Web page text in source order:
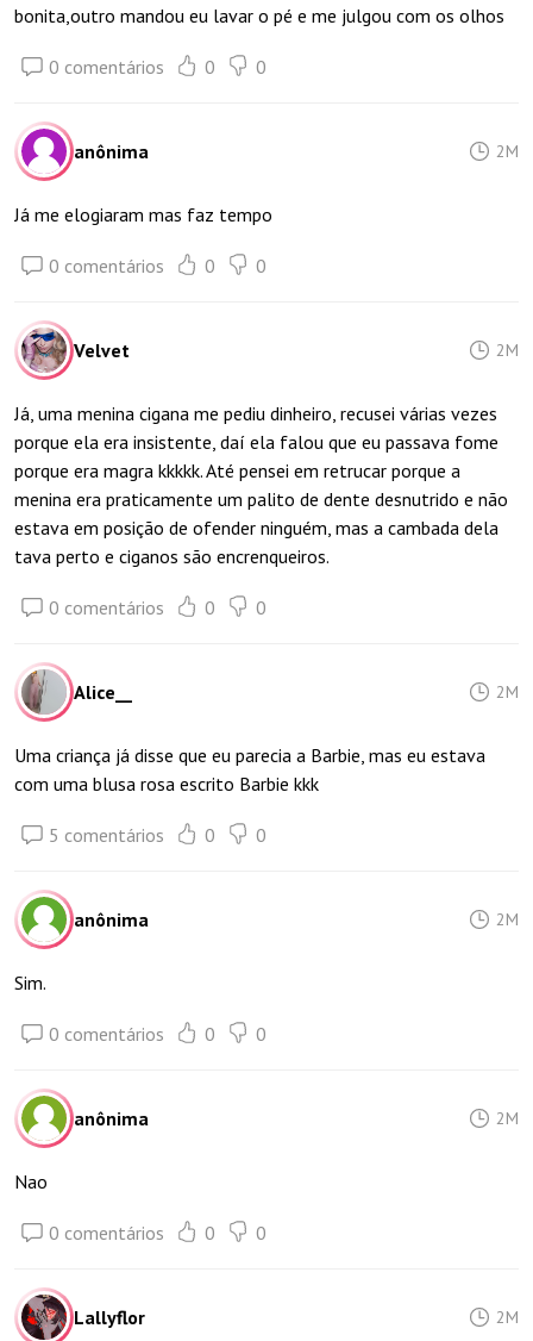
bonita,outro mandou eu lavar o pé e me julgou com os olhos
0 comentários 0 0
anônima 2M
Já me elogiaram mas faz tempo
0 comentários 0 0
Velvet 2M
Já, uma menina cigana me pediu dinheiro, recusei várias vezes
porque ela era insistente, daí ela falou que eu passava fome
porque era magra kkkkk. Até pensei em retrucar porque a
menina era praticamente um palito de dente desnutrido e não
estava em posição de ofender ninguém, mas a cambada dela
tava perto e ciganos são encrenqueiros.
0 comentários 0 0
Alice__ 2M
Uma criança já disse que eu parecia a Barbie, mas eu estava
com uma blusa rosa escrito Barbie kkk
5 comentários 0 0
anônima 2M
Sim.
0 comentários 0 0
anônima 2M
Nao
0 comentários 0 0
Lallyflor 2M